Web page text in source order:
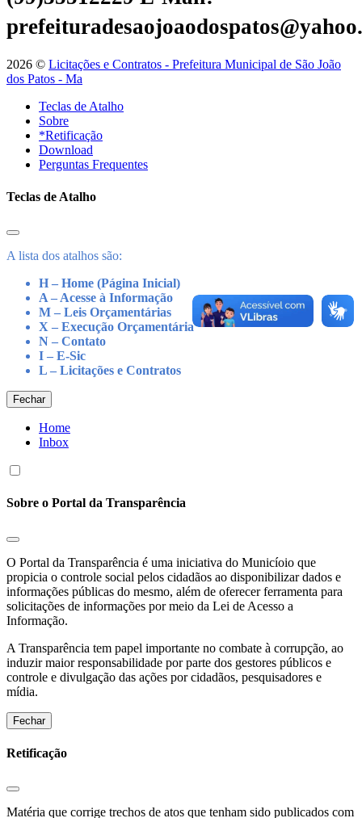
2026 © Licitações e Contratos - Prefeitura Municipal de São João
dos Patos - Ma
Teclas de Atalho
Sobre
*Retificação
Download
Perguntas Frequentes
Teclas de Atalho
A lista dos atalhos são:
H – Home (Página Inicial)
A – Acesse à Informação
M – Leis Orçamentárias
X – Execução Orçamentária
N – Contato
I – E-Sic
L – Licitações e Contratos
Fechar
Home
Inbox
Sobre o Portal da Transparência
O Portal da Transparência é uma iniciativa do Municíoio que
propicia o controle social pelos cidadãos ao disponibilizar dados e
informações públicas do mesmo, além de oferecer ferramenta para
solicitações de informações por meio da Lei de Acesso a
Informação.
A Transparência tem papel importante no combate à corrupção, ao
induzir maior responsabilidade por parte dos gestores públicos e
controle e divulgação das ações por cidadãos, pesquisadores e
mídia.
Fechar
Retificação
Matéria que corrige trechos de atos que tenham sido publicados com